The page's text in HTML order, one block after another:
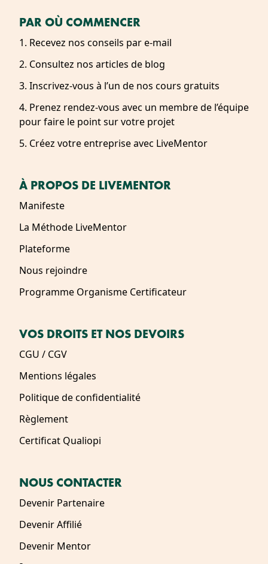
PAR OÙ COMMENCER
1. Recevez nos conseils par e-mail
2. Consultez nos articles de blog
3. Inscrivez-vous à l’un de nos cours gratuits
4. Prenez rendez-vous avec un membre de l’équipe
pour faire le point sur votre projet
5. Créez votre entreprise avec LiveMentor
À PROPOS DE LIVEMENTOR
Manifeste
La Méthode LiveMentor
Plateforme
Nous rejoindre
Programme Organisme Certificateur
VOS DROITS ET NOS DEVOIRS
CGU / CGV
Mentions légales
Politique de confidentialité
Règlement
Certificat Qualiopi
NOUS CONTACTER
Devenir Partenaire
Devenir Affilié
Devenir Mentor